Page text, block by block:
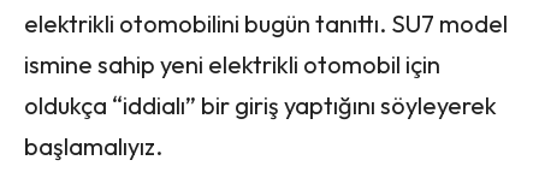
elektrikli otomobilini bugün tanıttı. SU7 model
ismine sahip yeni elektrikli otomobil için
oldukça “iddialı” bir giriş yaptığını söyleyerek
başlamalıyız.